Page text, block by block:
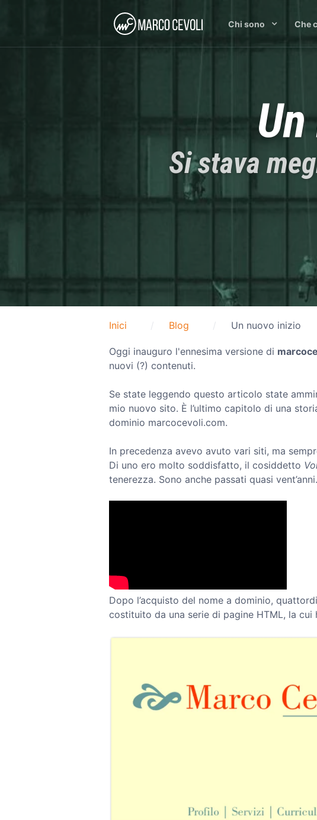
Chi sono Che
Si stava
Inici Blog Un nuovo inizio
Oggi inauguro l'ennesima versione di
nuovi (?) contenuti.
Se state leggendo questo articolo state
mio nuovo sito. È l’ultimo capitolo di una
dominio marcocevoli.com.
In precedenza avevo avuto vari siti, ma
Di uno ero molto soddisfatto, il cosiddetto
tenerezza. Sono anche passati quasi
Dopo l’acquisto del nome a dominio,
costituito da una serie di pagine HTML, la cui